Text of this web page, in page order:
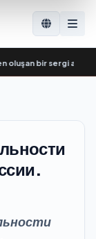
bir sergi açıldı•